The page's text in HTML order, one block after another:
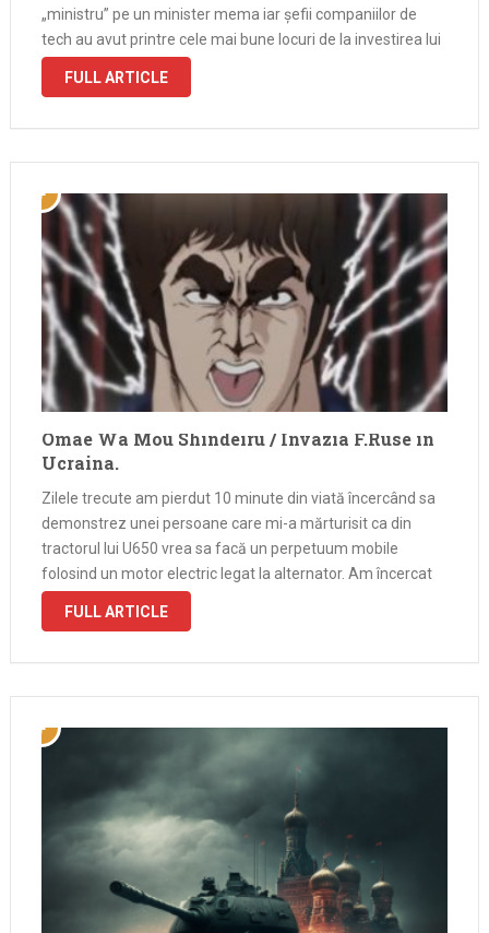
„ministru” pe un minister mema iar șefii companiilor de
tech au avut printre cele mai bune locuri de la investirea lui
Trump, locuri de …
FULL ARTICLE
Omae Wa Mou Shindeiru / Invazia F.Ruse in
Ucraina.
Zilele trecute am pierdut 10 minute din viată încercând sa
demonstrez unei persoane care mi-a mărturisit ca din
tractorul lui U650 vrea sa facă un perpetuum mobile
folosind un motor electric legat la alternator. Am încercat
sa-i explic ca acest lucru este imposibil fără sa intru …
FULL ARTICLE